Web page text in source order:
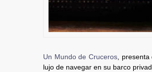
Un Mundo de Cruceros ,
lujo de navegar en su barco